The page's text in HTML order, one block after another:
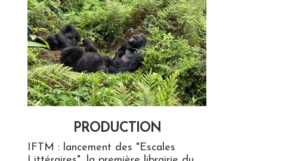
PRODUCTION
IFTM : lancement des "Escales